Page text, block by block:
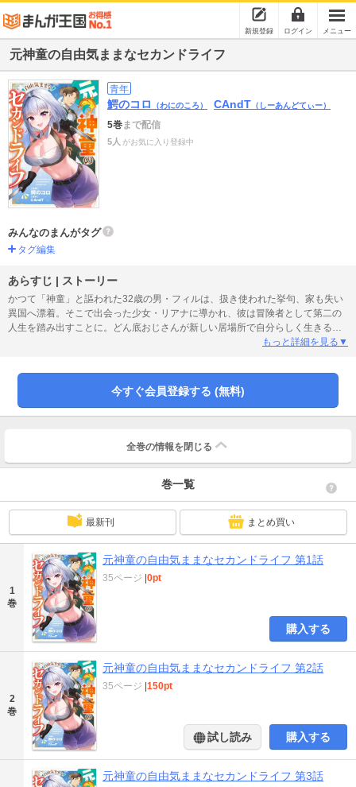
新規登録 ログイン メニュー
元神童の自由気ままなセカンドライフ
青年
鰐のコロ （わにのころ） CAndT （しーあんどてぃー）
5巻まで配信
5人 がお気に入り登録中
みんなのまんがタグ
タグ編集
あらすじ | ストーリー
かつて「神童」と謳われた32歳の男・フィルは、扱き使われた挙句、家も失い
異国へ漂着。そこで出会った少女・リアナに導かれ、彼は冒険者として第二の
人生を踏み出すことに。どん底おじさんが新しい居場所で自分らしく生きる、
もっと詳細を見る▼
今すぐ会員登録する (無料)
全巻の情報を 閉じる
巻一覧
最新刊 まとめ買い
1
巻
元神童の自由気ままなセカンドライフ 第1話
35ページ |0pt
購入する
2
巻
元神童の自由気ままなセカンドライフ 第2話
35ページ |150pt
試し読み 購入する
元神童の自由気ままなセカンドライフ 第3話